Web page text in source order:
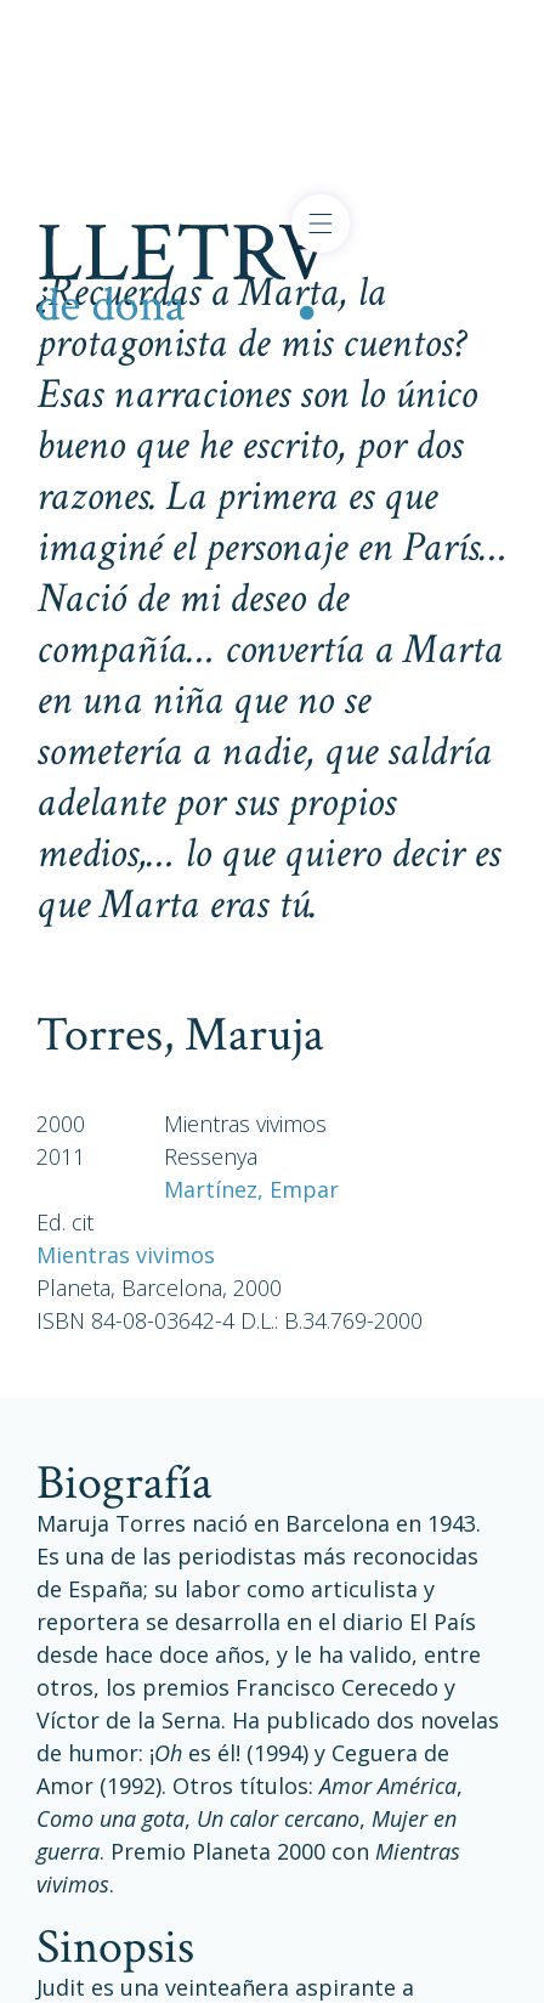
¿Recuerdas a Marta, la
protagonista de mis cuentos?
Esas narraciones son lo único
bueno que he escrito, por dos
razones. La primera es que
imaginé el personaje en París…
Nació de mi deseo de
compañía… convertía a Marta
en una niña que no se
sometería a nadie, que saldría
adelante por sus propios
medios,… lo que quiero decir es
que Marta eras tú.
Torres, Maruja
2000
Mientras vivimos
2011
Ressenya
Martínez, Empar
Ed. cit
Mientras vivimos
Planeta, Barcelona, 2000
ISBN 84-08-03642-4 D.L.: B.34.769-2000
biografía
Maruja Torres nació en Barcelona en 1943.
Es una de las periodistas más reconocidas
de España; su labor como articulista y
reportera se desarrolla en el diario El País
desde hace doce años, y le ha valido, entre
otros, los premios Francisco Cerecedo y
Víctor de la Serna. Ha publicado dos novelas
de humor: ¡Oh es él! (1994) y Ceguera de
Amor (1992). Otros títulos:Amor América,
Como una gota, Un calor cercano, Mujer en
guerra. Premio Planeta 2000 con Mientras
vivimos.
sinopsis
Judit es una veinteañera aspirante a